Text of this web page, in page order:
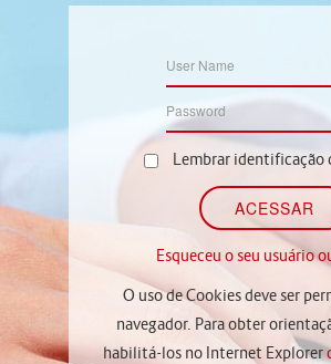
Lembrar identificação
Esqueceu o seu usuário
O uso de Cookies deve ser
navegador. Para obter
habilitá-los no Internet Explorer